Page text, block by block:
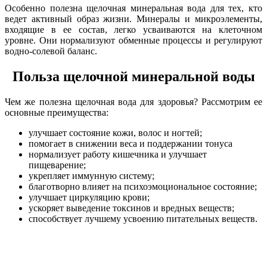
Особенно полезна щелочная минеральная вода для тех, кто
ведет активный образ жизни. Минералы и микроэлементы,
входящие в ее состав, легко усваиваются на клеточном
уровне. Они нормализуют обменные процессы и регулируют
водно-солевой баланс.
Польза щелочной минеральной воды
Чем же полезна щелочная вода для здоровья? Рассмотрим ее
основные преимущества:
улучшает состояние кожи, волос и ногтей;
помогает в снижении веса и поддержании тонуса
нормализует работу кишечника и улучшает
пищеварение;
укрепляет иммунную систему;
благотворно влияет на психоэмоциональное состояние;
улучшает циркуляцию крови;
ускоряет выведение токсинов и вредных веществ;
способствует лучшему усвоению питательных веществ.